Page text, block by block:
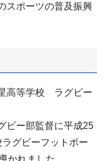
スポーツの普及振興
高等学校 ラグビー
ビー部監督に平成25
グビーフットボー
かれました。